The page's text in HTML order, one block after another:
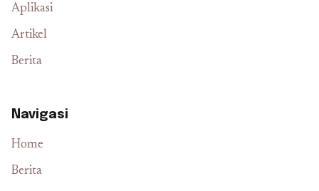
Aplikasi
Artikel
Berita
Navigasi
Home
Berita